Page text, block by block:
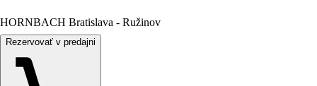
HORNBACH Bratislava - Ružinov
Rezervovať v predajni